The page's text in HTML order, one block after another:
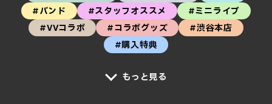
#バンド
#スタッフオススメ
#ミニライブ
#VVコラボ
#コラボグッズ
#渋谷本店
#購入特典
もっと見る